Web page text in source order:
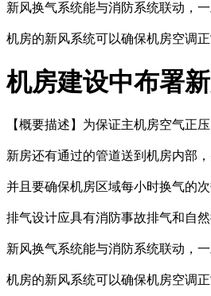
新风换气系统能与消防系统联动，
机房的新风系统可以确保机房空调
机房建设中布署
【概要描述】 为保证主机房空气正
新房还有通过的管道送到机房内部
并且要确保机房区域每小时换气的次
排气设计应具有消防事故排气和自然
新风换气系统能与消防系统联动，
机房的新风系统可以确保机房空调